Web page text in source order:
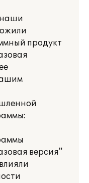
продукт
версия"